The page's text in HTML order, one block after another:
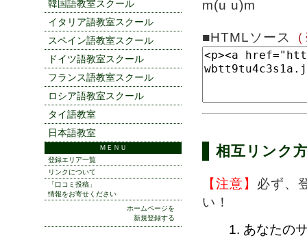
m(u u)m
■HTMLソース
相互リンク
【注意】 必ず、
い！
あなたの
韓国語教室スクール
イタリア語教室スクール
スペイン語教室スクール
ドイツ語教室スクール
フランス語教室スクール
ロシア語教室スクール
タイ語教室
日本語教室
ＭＥＮＵ
登録エリア一覧
リンクについて
「口コミ投稿」
情報をお寄せください
ホームページを
新規登録する